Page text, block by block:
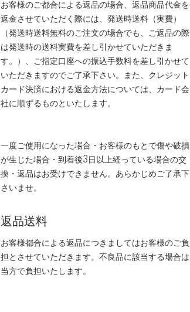
お客様のご都合による返品の場合、返品商品代金を
返金させていただく際には、発送時送料（実費）
（発送時送料無料のご注文の場合でも、ご返品の際
は発送時の送料実費を差し引かせていただきま
す。）、ご指定口座への振込手数料を差し引かせて
いただきますのでご了承下さい。また、クレジット
カード決済における返金方法については、カード会
社に順ずるものといたします。
一度ご使用になった場合・お客様のもとで傷や破損
が生じた場合・到着後3日以上経っている場合の交
換・返品はお受けできません。あらかじめご了承下
さいませ。
返品送料
お客様都合による返品につきましてはお客様のご負
担とさせていただきます。不良品に該当する場合は
当方で負担いたします。